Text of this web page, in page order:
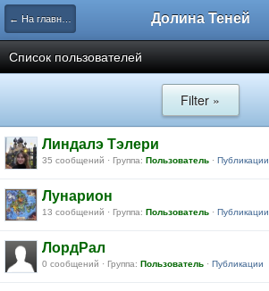
← На главную Долина Теней
Список пользователей
Filter »
Линдалэ Тэлери
35 сообщений · Группа: Пользователь · Публикации
Лунарион
13 сообщений · Группа: Пользователь · Публикации
ЛордРал
0 сообщений · Группа: Пользователь · Публикации